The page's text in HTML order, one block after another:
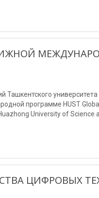
Ташкентского
программе HUST
University of Science
ЦИФРОВЫХ